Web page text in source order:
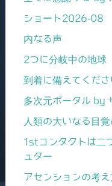
ショート2026-08
内なる声
2つに分岐中の地球
到着に備えてくだ
多次元ポータル by
人類の大いなる目
1stコンタクトは二
ュター
アセンションの考